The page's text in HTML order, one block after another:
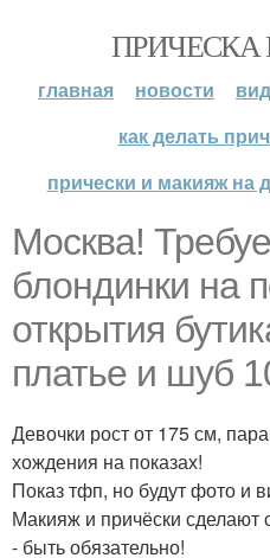
главная новости
как делать
прически и макияж на
Москва!
блондинки на
открытия
платье и шуб
Девочки рост от 175 см,
хождения на показах!
Показ тфп, но будут фото и
Макияж и причёски сделают
- быть обязательно!